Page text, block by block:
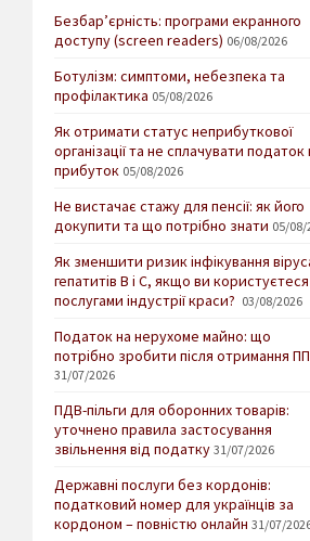
Безбар’єрність: програми екранного
доступу (screen readers) 06/08/2026
Ботулізм: симптоми, небезпека та
профілактика 05/08/2026
Як отримати статус неприбуткової
організації та не сплачувати податок
прибуток 05/08/2026
Не вистачає стажу для пенсії: як його
докупити та що потрібно знати 05/08/
Як зменшити ризик інфікування
гепатитів В і С, якщо ви користуєтеся
послугами індустрії краси? 03/08/2026
Податок на нерухоме майно: що
потрібно зробити після отримання
31/07/2026
ПДВ-пільги для оборонних товарів:
уточнено правила застосування
звільнення від податку 31/07/2026
Державні послуги без кордонів:
податковий номер для українців за
кордоном – повністю онлайн 31/07/